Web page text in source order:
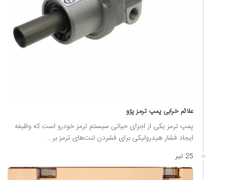
علائم خرابی پمپ ترمز پژو
پمپ ترمز یکی از اجزای حیاتی سیستم ترمز خودرو است که وظیفه
ایجاد فشار هیدرولیکی برای فشردن لنت‌های ترمز بر…
25 تیر